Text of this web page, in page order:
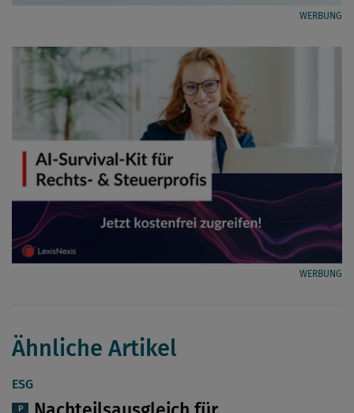
WERBUNG
WERBUNG
Ähnliche Artikel
ESG